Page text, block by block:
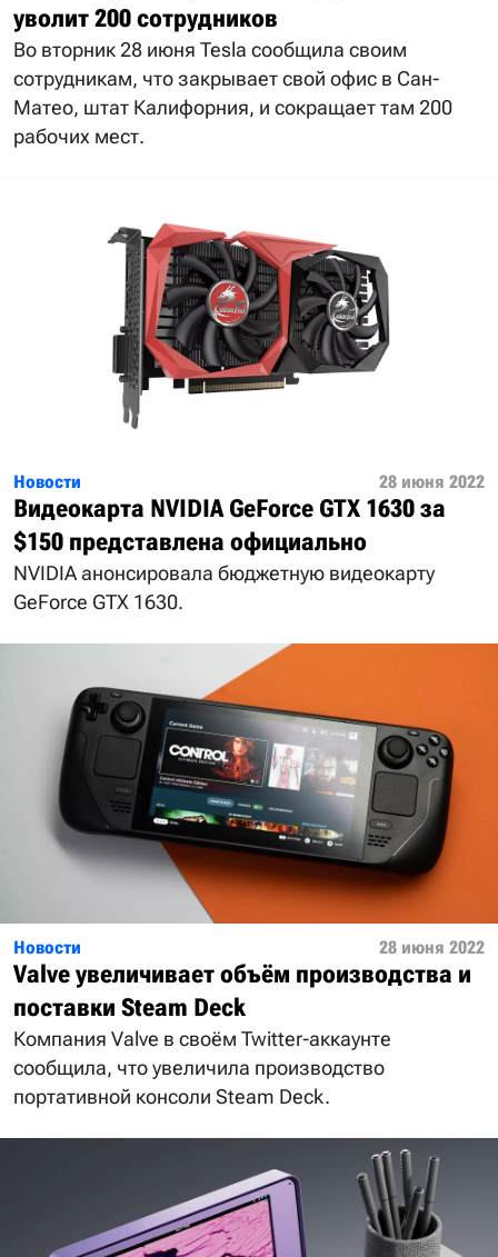
уволит 200 сотрудников
Во вторник 28 июня Tesla сообщила своим
сотрудникам, что закрывает свой офис в Сан-
Матео, штат Калифорния, и сокращает там 200
рабочих мест.
Новости 28 июня 2022
Видеокарта NVIDIA GeForce GTX 1630 за
$150 представлена официально
NVIDIA анонсировала бюджетную видеокарту
GeForce GTX 1630.
Новости 28 июня 2022
Valve увеличивает объём производства и
поставки Steam Deck
Компания Valve в своём Twitter-аккаунте
сообщила, что увеличила производство
портативной консоли Steam Deck.